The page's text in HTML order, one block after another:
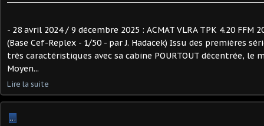
- 28 avril 2024 / 9 décembre 2025 : ACMAT VLRA TPK 4.20 FFM
(Base Cef-Replex - 1/50 - par J. Hadacek) Issu des premières
très caractéristiques avec sa cabine POURTOUT décentrée, le
Moyen...
Lire la suite
…